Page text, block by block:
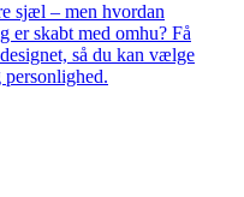
sjæl – men hvordan
er skabt med omhu? Få
så du kan vælge